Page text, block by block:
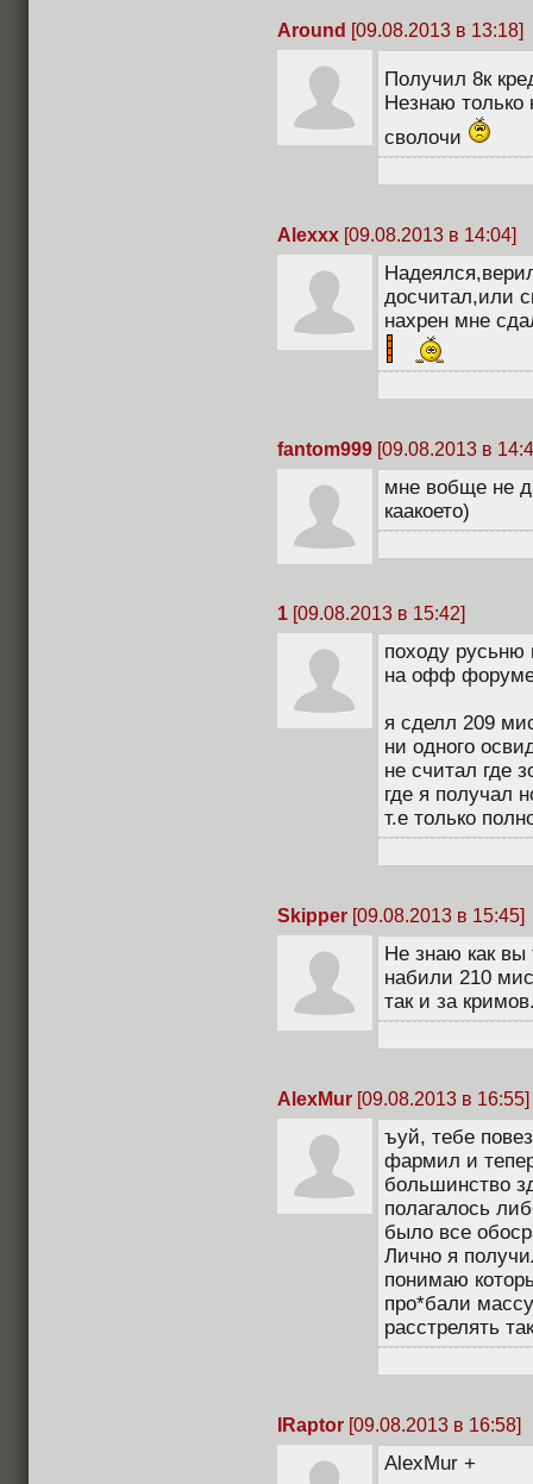
Around [09.08.2013 в 13:18]
Получил 8к
Незнаю только
сволочи
Alexxx [09.08.2013 в 14:04]
досчитал,или
нахрен мне
fantom999 [09.08.2013 в
мне вобще не
каакоето)
1 [09.08.2013 в 15:42]
походу русьню
на офф
я сделл 209
ни одного
не считал где
где я получал
т.е только
Skipper [09.08.2013 в 15:45]
Не знаю как
набили 210
так и за
AlexMur [09.08.2013 в 16:55]
ъуй, тебе
фармил и
большинство
полагалось
было все
Лично я
понимаю
про*бали
расстрелять
IRaptor [09.08.2013 в 16:58]
AlexMur +